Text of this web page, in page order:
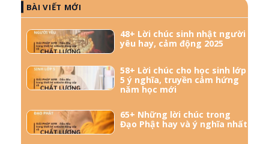
BÀI VIẾT MỚI
48+ Lời chúc sinh nhật người
yêu hay, cảm động 2025
58+ Lời chúc cho học sinh lớp
5 ý nghĩa, truyền cảm hứng
năm học mới
65+ Những lời chúc trong
Đạo Phật hay và ý nghĩa nhất